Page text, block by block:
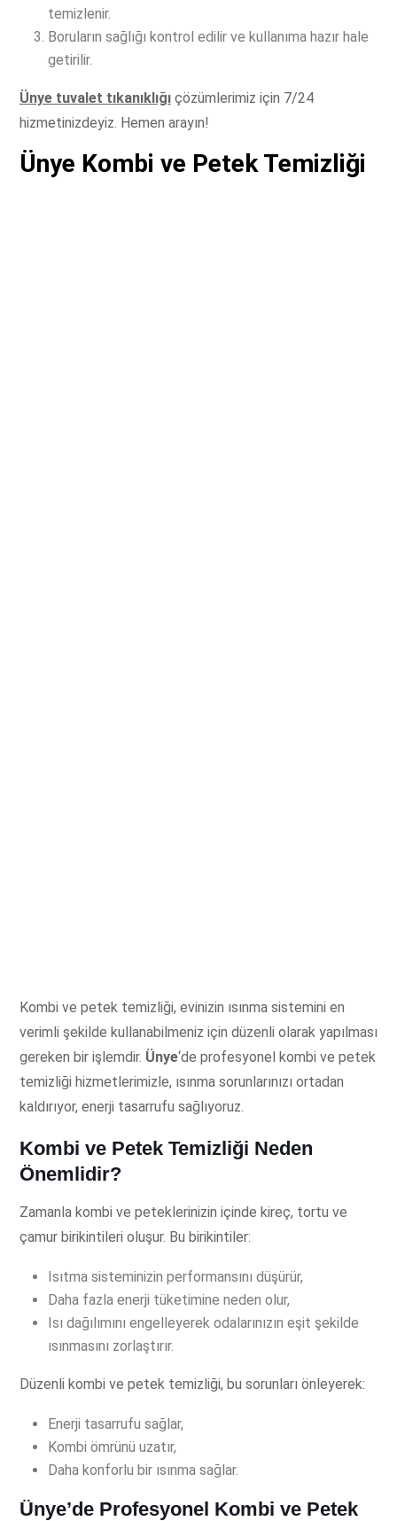
temizlenir.
Boruların sağlığı kontrol edilir ve kullanıma hazır hale
getirilir.
Ünye tuvalet tıkanıklığı çözümlerimiz için 7/24
hizmetinizdeyiz. Hemen arayın!
Ünye Kombi ve Petek Temizliği
Kombi ve petek temizliği, evinizin ısınma sistemini en
verimli şekilde kullanabilmeniz için düzenli olarak yapılması
gereken bir işlemdir. Ünye‘de profesyonel kombi ve petek
temizliği hizmetlerimizle, ısınma sorunlarınızı ortadan
kaldırıyor, enerji tasarrufu sağlıyoruz.
Kombi ve Petek Temizliği Neden
Önemlidir?
Zamanla kombi ve peteklerinizin içinde kireç, tortu ve
çamur birikintileri oluşur. Bu birikintiler:
Isıtma sisteminizin performansını düşürür,
Daha fazla enerji tüketimine neden olur,
Isı dağılımını engelleyerek odalarınızın eşit şekilde
ısınmasını zorlaştırır.
Düzenli kombi ve petek temizliği, bu sorunları önleyerek:
Enerji tasarrufu sağlar,
Kombi ömrünü uzatır,
Daha konforlu bir ısınma sağlar.
Ünye’de Profesyonel Kombi ve Petek